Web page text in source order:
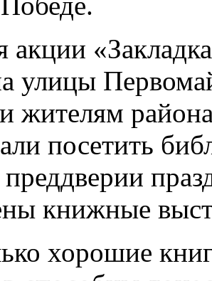
акции
улицы
жителям
посетить
книжные
хорошие